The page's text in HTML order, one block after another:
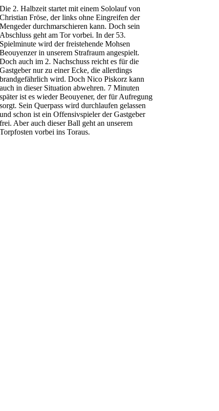
Die 2. Halbzeit startet mit einem Sololauf von
Christian Fröse, der links ohne Eingreifen der
Mengeder durchmarschieren kann. Doch sein
Abschluss geht am Tor vorbei. In der 53.
Spielminute wird der freistehende Mohsen
Beouyenzer in unserem Strafraum angespielt.
Doch auch im 2. Nachschuss reicht es für die
Gastgeber nur zu einer Ecke, die allerdings
brandgefährlich wird. Doch Nico Piskorz kann
auch in dieser Situation abwehren. 7 Minuten
später ist es wieder Beouyener, der für Aufregung
sorgt. Sein Querpass wird durchlaufen gelassen
und schon ist ein Offensivspieler der Gastgeber
frei. Aber auch dieser Ball geht an unserem
Torpfosten vorbei ins Toraus.